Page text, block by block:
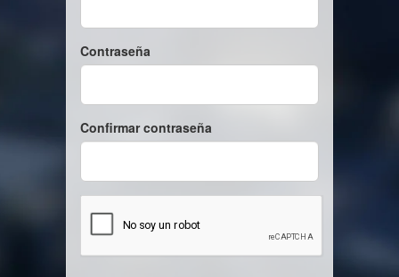
Contraseña
Confirmar contraseña